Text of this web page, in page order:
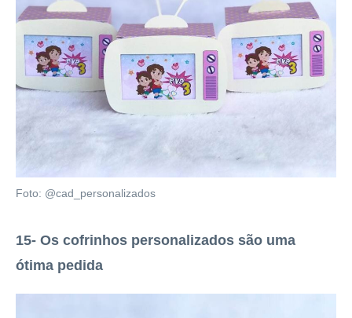
Foto: @cad_personalizados
15- Os cofrinhos personalizados são uma
ótima pedida